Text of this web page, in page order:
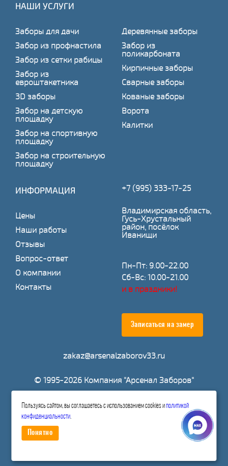
НАШИ УСЛУГИ
Заборы для дачи
Забор из профнастила
Забор из сетки рабицы
Забор из
евроштакетника
3D заборы
Забор на детскую
площадку
Забор на спортивную
площадку
Забор на строительную
площадку
Деревянные заборы
Забор из
поликарбоната
Кирпичные заборы
Сварные заборы
Кованые заборы
Ворота
Калитки
ИНФОРМАЦИЯ
Цены
Наши работы
Отзывы
Вопрос-ответ
О компании
Контакты
+7 (995) 333-17-25
Владимирская область,
Гусь-Хрустальный
район, посёлок
Иванищи
Пн-Пт: 9.00-22.00
Сб-Вс: 10.00-21.00
и в праздники!
Записаться на замер
zakaz@arsenalzaborov33.ru
© 1995-2026 Компания "Арсенал Заборов"
Расчитать стоимость
Политика конфиденциальности
Пользуясь сайтом, вы соглашаетесь с использованием cookies иполитикой
конфиденциальности.
Понятно